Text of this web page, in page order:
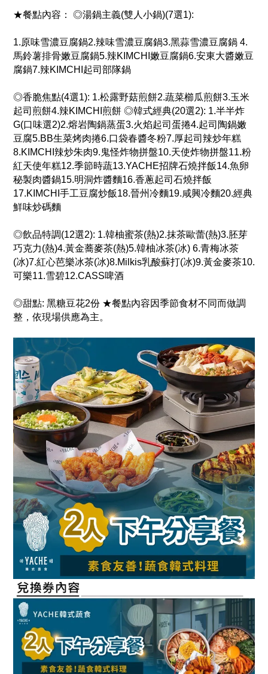
★餐點內容： ◎湯鍋主義(雙人小鍋)(7選1):
1.原味雪濃豆腐鍋2.辣味雪濃豆腐鍋3.黑蒜雪濃豆腐鍋 4.
馬鈴薯排骨嫩豆腐鍋5.辣KIMCHI嫩豆腐鍋6.安東大醬嫩豆
腐鍋7.辣KIMCHI起司部隊鍋
◎香脆焦點(4選1): 1.松露野菇煎餅2.蔬菜櫛瓜煎餅3.玉米
起司煎餅4.辣KIMCHI煎餅 ◎韓式經典(20選2): 1.半半炸
G(口味選2)2.熔岩陶鍋蒸蛋3.火焰起司蛋捲4.起司陶鍋嫩
豆腐5.BB生菜烤肉捲6.口袋春醬冬粉7.厚起司辣炒年糕
8.KIMCHI辣炒朱肉9.鬼怪炸物拼盤10.天使炸物拼盤11.粉
紅天使年糕12.季節時蔬13.YACHE招牌石燒拌飯14.魚卵
秘製肉醬鍋15.明洞炸醬麵16.香蔥起司石燒拌飯
17.KIMCHI手工豆腐炒飯18.晉州冷麵19.咸興冷麵20.經典
鮮味炒碼麵
◎飲品特調(12選2): 1.韓柚蜜茶(熱)2.抹茶歐蕾(熱)3.胚芽
巧克力(熱)4.黃金蕎麥茶(熱)5.韓柚冰茶(冰) 6.青梅冰茶
(冰)7.紅心芭樂冰茶(冰)8.Milkis乳酸蘇打(冰)9.黃金麥茶10.
可樂11.雪碧12.CASS啤酒
◎甜點: 黑糖豆花2份 ★餐點內容因季節食材不同而做調
整，依現場供應為主。